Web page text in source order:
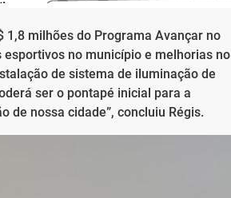
1,8 milhões do Programa Avançar no
no município e melhorias no
de sistema de iluminação de
ser o pontapé inicial para a
de nossa cidade”, concluiu Régis.